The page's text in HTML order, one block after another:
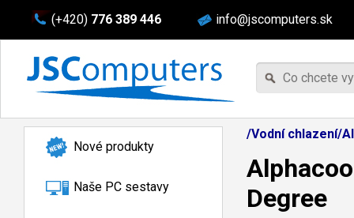
(+420) 776 389 446 info@jscomputers.sk
Nové produkty
Naše PC sestavy
/Vodní chlazení/
Degree